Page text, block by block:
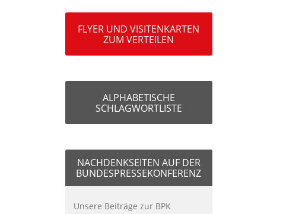
FLYER UND VISITENKARTEN
ZUM VERTEILEN
ALPHABETISCHE
SCHLAGWORTLISTE
NACHDENKSEITEN AUF DER
BUNDESPRESSEKONFERENZ
Unsere Beiträge zur BPK